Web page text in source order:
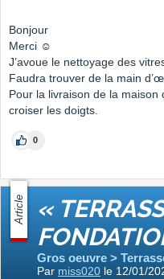
Bonjour
Merci ☺️
J’avoue le nettoyage des
Faudra trouver de la main
Pour la livraison de la maison
croiser les doigts.
0
Article «
Gros oeuvre >
Par miss020 le 12/01/